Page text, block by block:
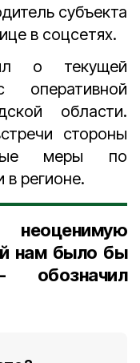
субъекта
в соцсетях.
о текущей
оперативной
области.
стороны
меры по
в регионе.
нам было бы
обозначил